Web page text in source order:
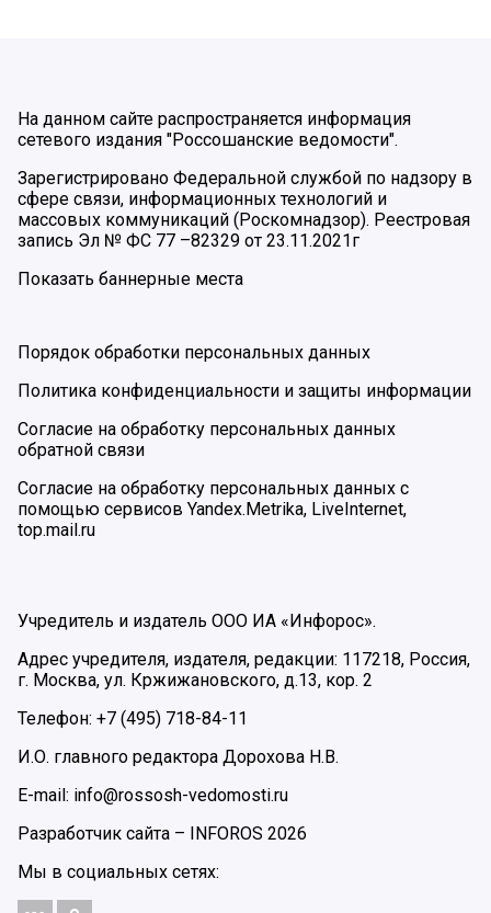
На данном сайте распространяется информация
сетевого издания "Россошанские ведомости".
Зарегистрировано Федеральной службой по надзору в
сфере связи, информационных технологий и
массовых коммуникаций (Роскомнадзор). Реестровая
запись Эл № ФС 77 –82329 от 23.11.2021г
Показать баннерные места
Порядок обработки персональных данных
Политика конфиденциальности и защиты информации
Согласие на обработку персональных данных
обратной связи
Согласие на обработку персональных данных с
помощью сервисов Yandex.Metrika, LiveInternet,
top.mail.ru
Учредитель и издатель ООО ИА «Инфорос».
Адрес учредителя, издателя, редакции: 117218, Россия,
г. Москва, ул. Кржижановского, д.13, кор. 2
Телефон: +7 (495) 718-84-11
И.О. главного редактора Дорохова Н.В.
E-mail: info@rossosh-vedomosti.ru
Разработчик сайта – INFOROS 2026
Мы в социальных сетях: